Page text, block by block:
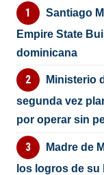
Santiago
Empire State
dominicana
Ministerio
segunda vez
por operar sin
Madre de
los logros de su